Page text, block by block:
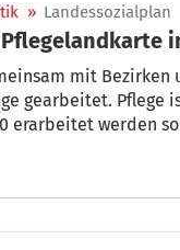
» Landessozialplan
 Pflegelandkarte
mit Bezirken
gearbeitet. Pflege
erarbeitet werden